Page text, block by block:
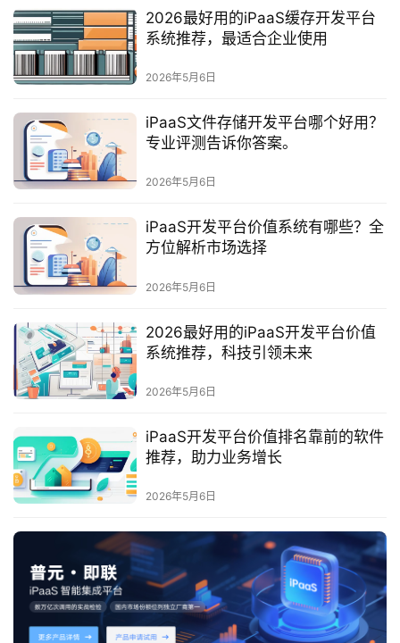
决
方
案
生
态
与
合
服
务
与
持
了
元
联
们
2026最好用的iPaaS缓存开发平台
系统推荐，最适合企业使用
2026年5月6日
iPaaS文件存储开发平台哪个好用？
专业评测告诉你答案。
2026年5月6日
iPaaS开发平台价值系统有哪些？全
方位解析市场选择
2026年5月6日
2026最好用的iPaaS开发平台价值
系统推荐，科技引领未来
2026年5月6日
iPaaS开发平台价值排名靠前的软件
推荐，助力业务增长
2026年5月6日